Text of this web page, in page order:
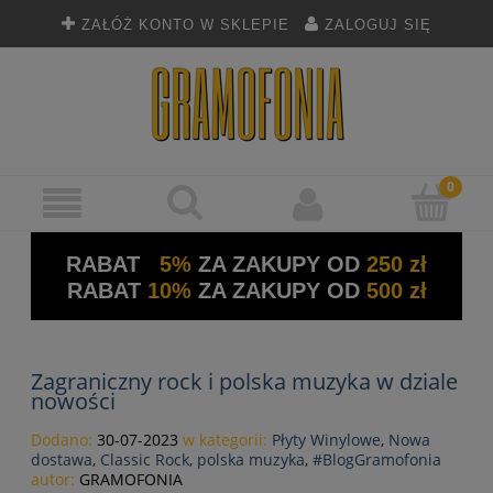
ZAŁÓŻ KONTO W SKLEPIE ZALOGUJ SIĘ
RABAT 5% ZA ZAKUPY OD 250 zł
RABAT 10%ZA ZAKUPY OD 500 zł
Zagraniczny rock i polska muzyka w dziale
nowości
Dodano: 30-07-2023 w kategorii: Płyty Winylowe, Nowa
dostawa, Classic Rock, polska muzyka, #BlogGramofonia
autor: GRAMOFONIA